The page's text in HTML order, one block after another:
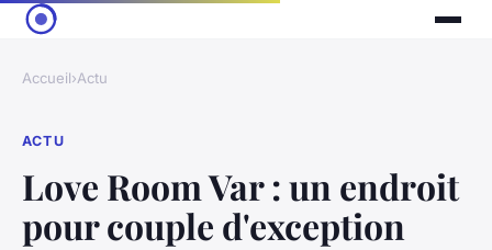
Accueil›Actu
ACTU
Love Room Var : un endroit
pour couple d'exception